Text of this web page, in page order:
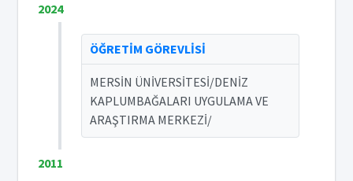
2024
ÖĞRETİM GÖREVLİSİ
MERSİN ÜNİVERSİTESİ/DENİZ
KAPLUMBAĞALARI UYGULAMA VE
ARAŞTIRMA MERKEZİ/
2011